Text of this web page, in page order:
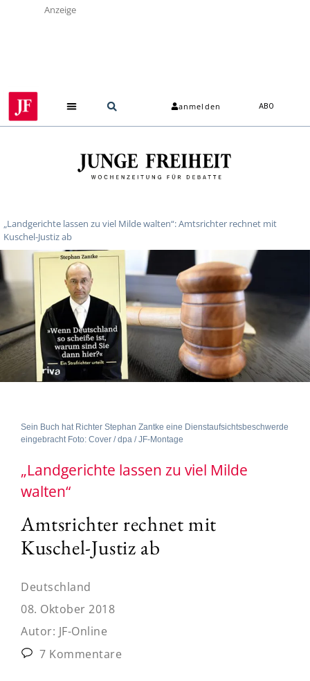
Anzeige
anmelden ABO
„Landgerichte lassen zu viel Milde walten“: Amtsrichter rechnet mit
Kuschel-Justiz ab
Sein Buch hat Richter Stephan Zantke eine Dienstaufsichtsbeschwerde
eingebracht Foto: Cover / dpa / JF-Montage
„Landgerichte lassen zu viel Milde
walten“
Amtsrichter rechnet mit
Kuschel-Justiz ab
Deutschland
08. Oktober 2018
Autor: JF-Online
7 Kommentare